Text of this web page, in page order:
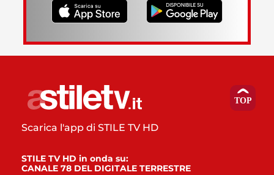
Scarica l'app di STILE TV HD
STILE TV HD in onda su:
CANALE 78 DEL DIGITALE TERRESTRE